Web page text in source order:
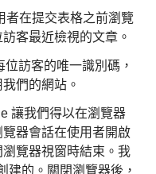
者在提交表格之前瀏覽
客最近檢視的文章。
訪客的唯一識別碼，
們的網站。
讓我們得以在瀏覽器
器會話在使用者開啟
覽器視窗時結束。我
建的。關閉瀏覽器後，